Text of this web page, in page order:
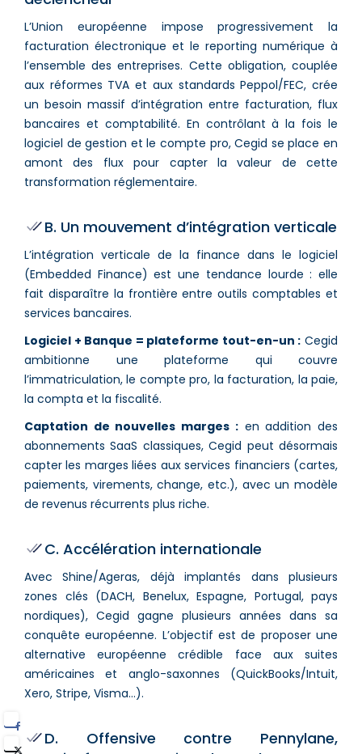
L’Union européenne impose progressivement la
facturation électronique et le reporting numérique à
l’ensemble des entreprises. Cette obligation, couplée
aux réformes TVA et aux standards Peppol/FEC, crée
un besoin massif d’intégration entre facturation, flux
bancaires et comptabilité. En contrôlant à la fois le
logiciel de gestion et le compte pro, Cegid se place en
amont des flux pour capter la valeur de cette
transformation réglementaire.
B. Un mouvement d’intégration verticale
L’intégration verticale de la finance dans le logiciel
(Embedded Finance) est une tendance lourde : elle
fait disparaître la frontière entre outils comptables et
services bancaires.
Logiciel + Banque = plateforme tout-en-un : Cegid
ambitionne une plateforme qui couvre
l’immatriculation, le compte pro, la facturation, la paie,
la compta et la fiscalité.
Captation de nouvelles marges :en addition des
abonnements SaaS classiques, Cegid peut désormais
capter les marges liées aux services financiers (cartes,
paiements, virements, change, etc.), avec un modèle
de revenus récurrents plus riche.
C. Accélération internationale
Avec Shine/Ageras, déjà implantés dans plusieurs
zones clés (DACH, Benelux, Espagne, Portugal, pays
nordiques), Cegid gagne plusieurs années dans sa
conquête européenne. L’objectif est de proposer une
alternative européenne crédible face aux suites
américaines et anglo-saxonnes (QuickBooks/Intuit,
Xero, Stripe, Visma…).
D. Offensive contre Pennylane,